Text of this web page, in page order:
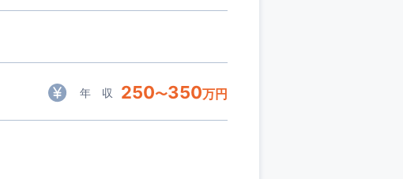
年 収 250〜350万円